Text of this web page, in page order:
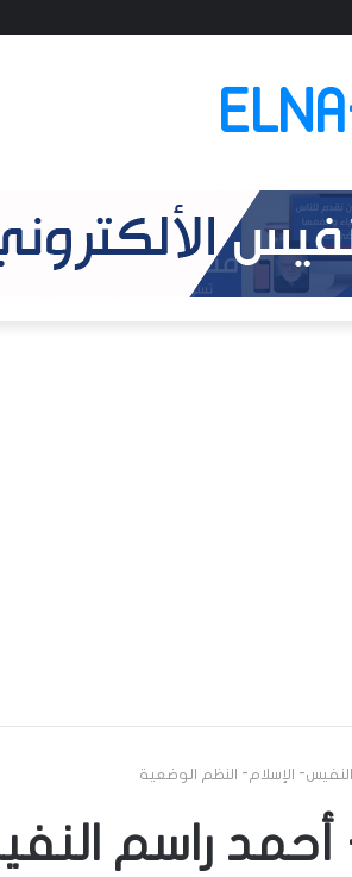
الإسلام- النظم الوضعية
أحمد راسم